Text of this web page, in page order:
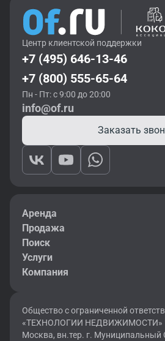
Центр клиентской поддержки
+7 (495) 646-13-46
+7 (800) 555-65-64
Пн - Пт: с 9:00 до 20:00
info@of.ru
Заказать
Аренда
Продажа
Поиск
Услуги
Компания
Общество с ограниченной
«ТЕХНОЛОГИИ НЕДВИЖИМОСТИ»
Москва, вн.тер. г. Муниципальный